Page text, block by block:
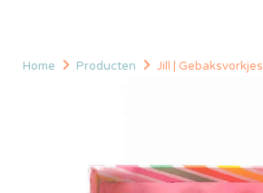
Home Producten Jill | Gebaksvorkjes